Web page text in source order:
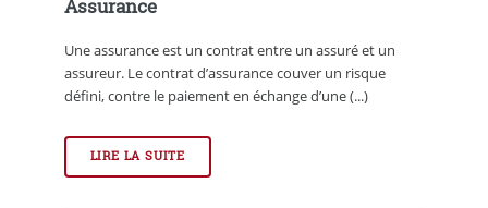
Assurance
Une assurance est un contrat entre un assuré et un
assureur. Le contrat d’assurance couver un risque
défini, contre le paiement en échange d’une (...)
LIRE LA SUITE